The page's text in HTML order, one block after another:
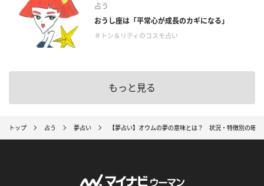
占う
おうし座は「平常心が成長のカギになる」
＃トシ＆リティのコスモ占い
もっと見る
トップ 占う 夢占い 【夢占い】オウムの夢の意味とは？ 状況・特徴別の暗